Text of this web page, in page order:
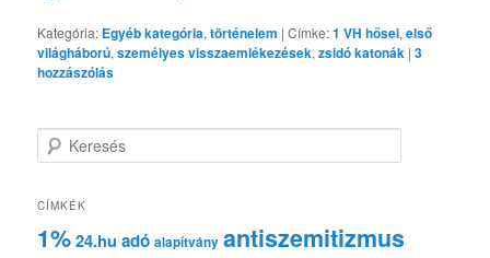
Kategória: Egyéb kategória,történelem |Címke:1 VH hősei,első
világháború,személyes visszaemlékezések,zsidó katonák |3
hozzászólás
e
e
é
CÍMKÉK
1% 24.hu adó alapítvány antiszemitizmus